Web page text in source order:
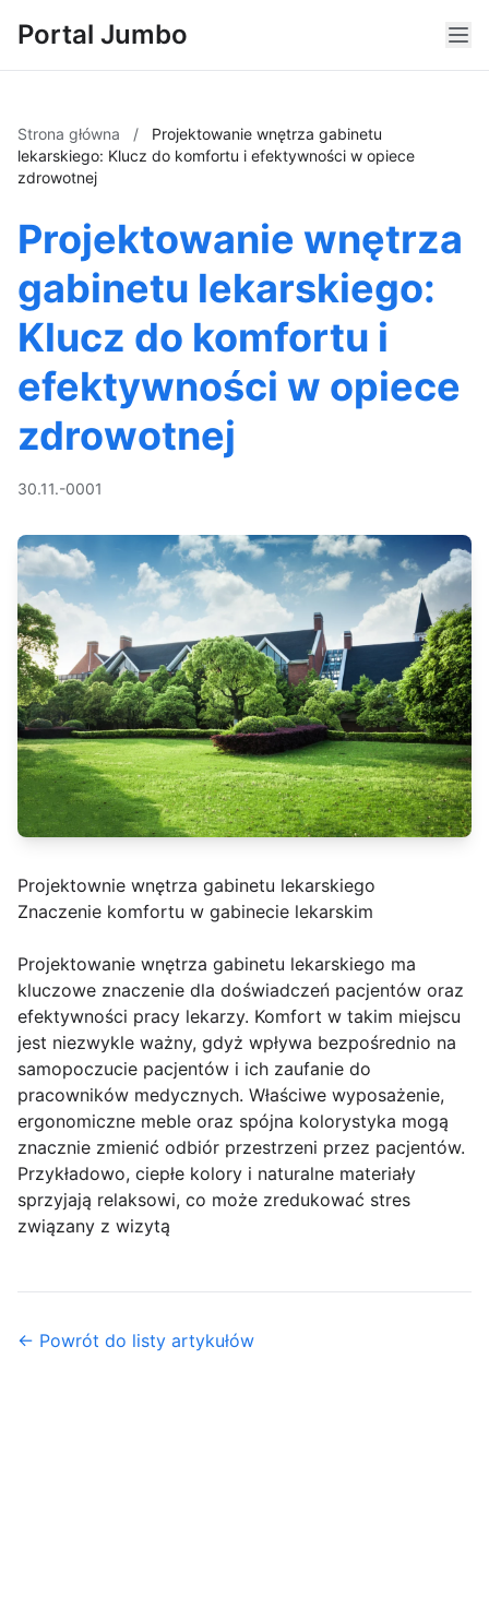
Portal Jumbo
Strona główna /
Projektowanie wnętrza gabinetu
lekarskiego: Klucz do komfortu i efektywności w opiece
zdrowotnej
Projektowanie wnętrza
gabinetu lekarskiego:
Klucz do komfortu i
efektywności w opiece
zdrowotnej
30.11.-0001
Projektownie wnętrza gabinetu lekarskiego
Znaczenie komfortu w gabinecie lekarskim
Projektowanie wnętrza gabinetu lekarskiego ma
kluczowe znaczenie dla doświadczeń pacjentów oraz
efektywności pracy lekarzy. Komfort w takim miejscu
jest niezwykle ważny, gdyż wpływa bezpośrednio na
samopoczucie pacjentów i ich zaufanie do
pracowników medycznych. Właściwe wyposażenie,
ergonomiczne meble oraz spójna kolorystyka mogą
znacznie zmienić odbiór przestrzeni przez pacjentów.
Przykładowo, ciepłe kolory i naturalne materiały
sprzyjają relaksowi, co może zredukować stres
związany z wizytą
← Powrót do listy artykułów